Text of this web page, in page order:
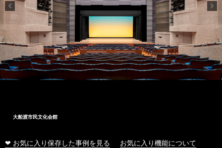
大船渡市民文化会館
❤ お気に入り保存した事例を見る お気に入り機能について